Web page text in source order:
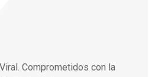
Comprometidos con la